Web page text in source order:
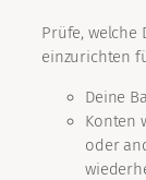
Prüfe, welche
einzurichten
Deine
Konten
oder